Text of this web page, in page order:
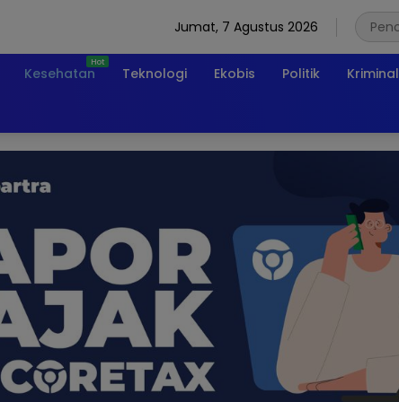
Jumat, 7 Agustus 2026
Kesehatan Teknologi Ekobis Politik Kriminal